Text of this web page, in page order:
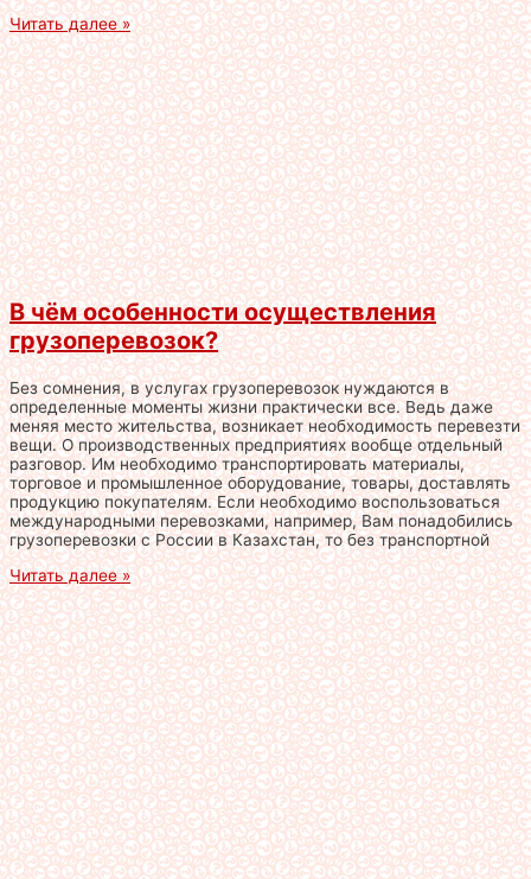
Читать далее »
В чём особенности осуществления
грузоперевозок?
Без сомнения, в услугах грузоперевозок нуждаются в
определенные моменты жизни практически все. Ведь даже
меняя место жительства, возникает необходимость перевезти
вещи. О производственных предприятиях вообще отдельный
разговор. Им необходимо транспортировать материалы,
торговое и промышленное оборудование, товары, доставлять
продукцию покупателям. Если необходимо воспользоваться
международными перевозками, например, Вам понадобились
грузоперевозки с России в Казахстан, то без транспортной
Читать далее »